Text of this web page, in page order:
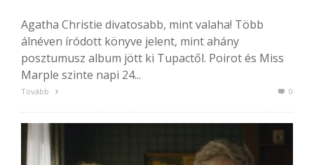
Agatha Christie divatosabb, mint valaha! Több
álnéven íródott könyve jelent, mint ahány
posztumusz album jött ki Tupactől. Poirot és Miss
Marple szinte napi 24...
Tovább 0